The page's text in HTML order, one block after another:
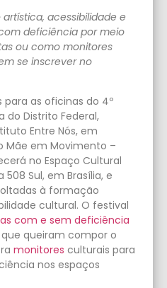
acessibilidade e
deficiência por meio
ou como monitores
se inscrever no
para as oficinas do 4º
do Distrito Federal,
Entre Nós, em
Mãe em Movimento –
no Espaço Cultural
508 Sul, em Brasília, e
à formação
cultural. O festival
com e sem deficiência
queiram compor o
monitores culturais para
nos espaços